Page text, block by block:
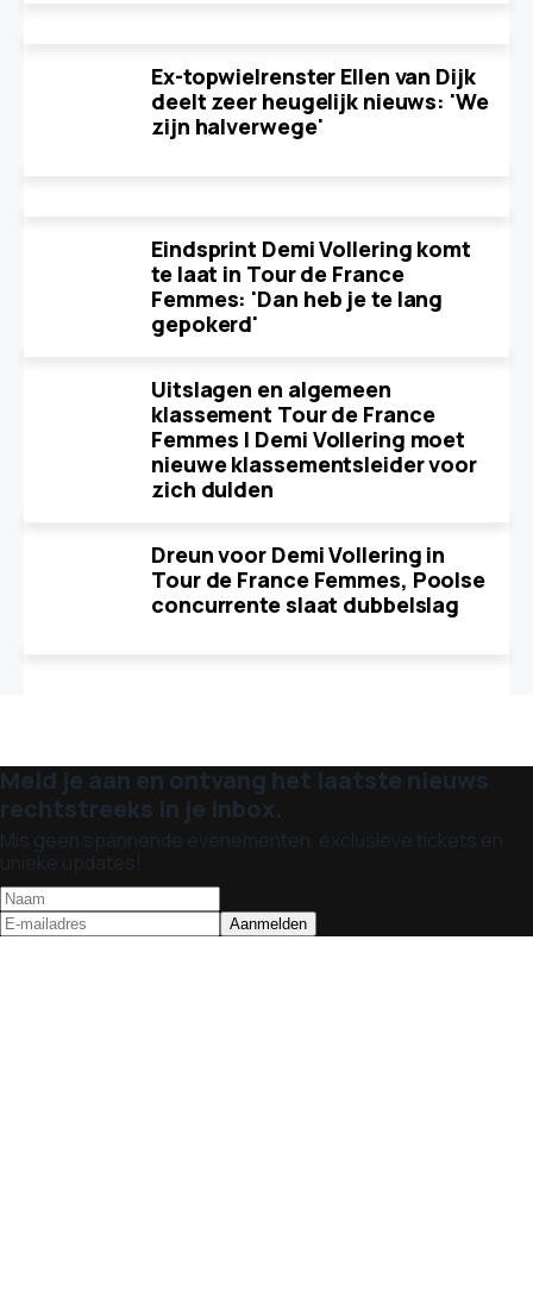
Ex-topwielrenster Ellen van Dijk
deelt zeer heugelijk nieuws: 'We
zijn halverwege'
Eindsprint Demi Vollering komt
te laat in Tour de France
Femmes: 'Dan heb je te lang
gepokerd'
Uitslagen en algemeen
klassement Tour de France
Femmes | Demi Vollering moet
nieuwe klassementsleider voor
zich dulden
Dreun voor Demi Vollering in
Tour de France Femmes, Poolse
concurrente slaat dubbelslag
Meld je aan en ontvang het laatste nieuws
rechtstreeks in je inbox.
Mis geen spannende evenementen, exclusieve tickets en
unieke updates!